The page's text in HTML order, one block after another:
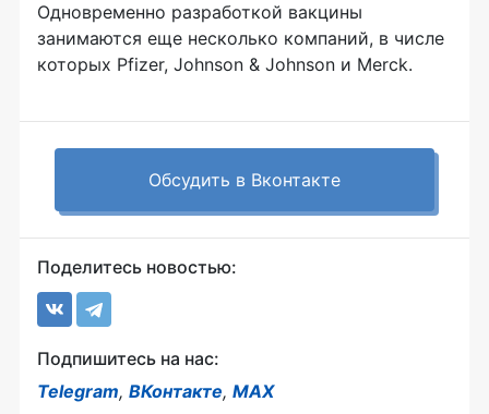
Одновременно разработкой вакцины
занимаются еще несколько компаний, в числе
которых Pfizer, Johnson & Johnson и Merck.
Обсудить в Вконтакте
Поделитесь новостью:
Подпишитесь на нас:
Telegram, ВКонтакте, MAX